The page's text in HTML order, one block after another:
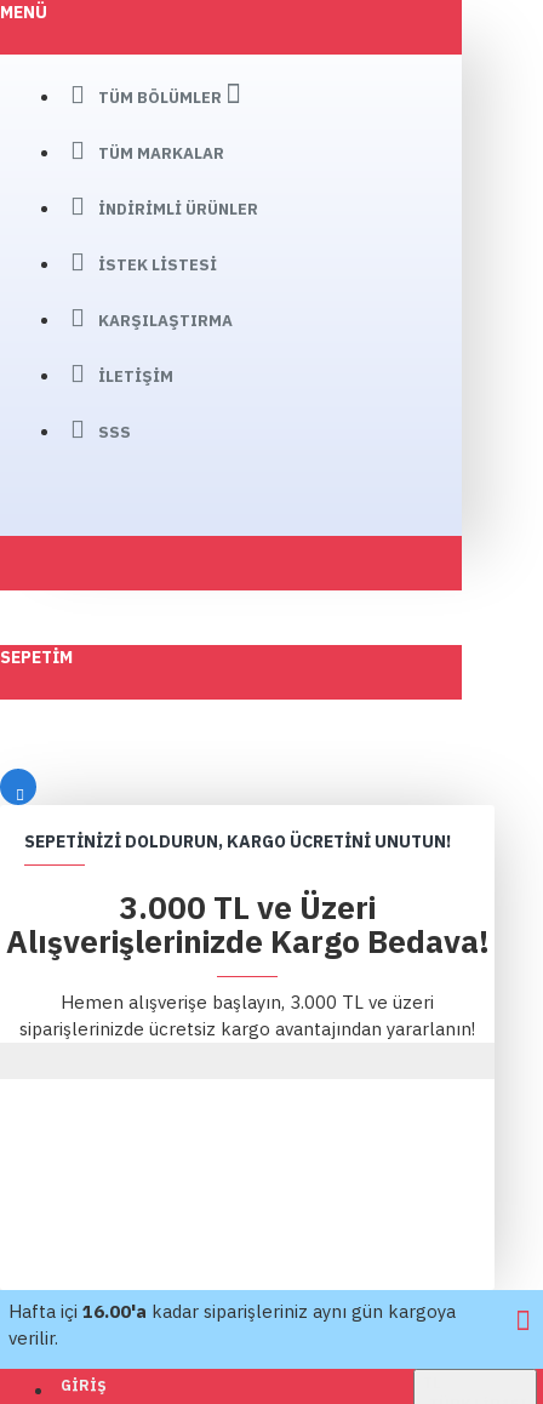
MENÜ
TÜM BÖLÜMLER
TÜM MARKALAR
İNDIRIMLI ÜRÜNLER
İSTEK LISTESI
KARŞILAŞTIRMA
İLETIŞIM
SSS
SEPETIM
SEPETINIZI DOLDURUN, KARGO ÜCRETINI UNUTUN!
3.000 TL ve Üzeri
Alışverişlerinizde Kargo Bedava!
Hemen alışverişe başlayın, 3.000 TL ve üzeri
siparişlerinizde ücretsiz kargo avantajından yararlanın!
Hafta içi 16.00'a kadar siparişleriniz aynı gün kargoya
verilir.
GIRIŞ